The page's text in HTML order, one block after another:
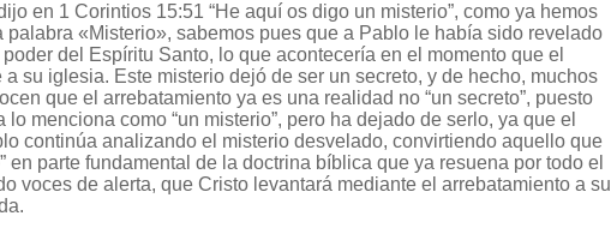
en 1 Corintios 15:51 “He aquí os digo un misterio”, como ya hemos
palabra «Misterio», sabemos pues que a Pablo le había sido revelado
del Espíritu Santo, lo que acontecería en el momento que el
a su iglesia. Este misterio dejó de ser un secreto, y de hecho, muchos
que el arrebatamiento ya es una realidad no “un secreto”, puesto
lo menciona como “un misterio”, pero ha dejado de serlo, ya que el
continúa analizando el misterio desvelado, convirtiendo aquello que
en parte fundamental de la doctrina bíblica que ya resuena por todo el
voces de alerta, que Cristo levantará mediante el arrebatamiento a su